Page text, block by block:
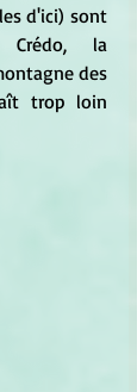
d'ici) sont
Crédo, la
des
trop loin